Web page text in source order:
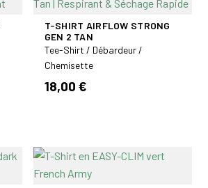
T-SHIRT AIRFLOW STRONG
GEN 2 TAN
Tee-Shirt / Débardeur /
Chemisette
18,00 €